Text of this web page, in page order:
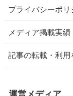
プライバシーポリ
メディア掲載実績
記事の転載・利
運営メディア